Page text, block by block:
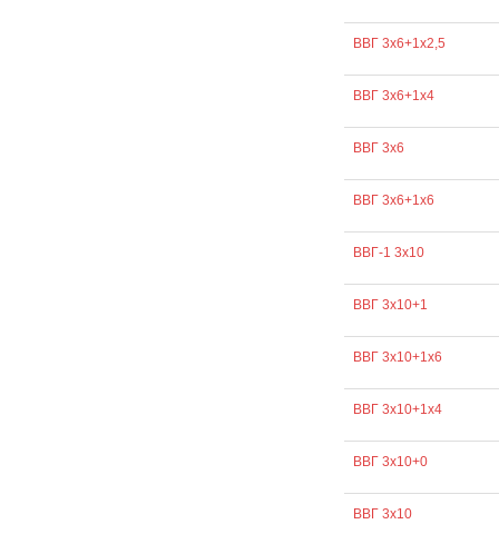
ВВГ 3х6+1х2,5
ВВГ 3х6+1х4
ВВГ 3х6
ВВГ 3х6+1х6
ВВГ-1 3х10
ВВГ 3х10+1
ВВГ 3х10+1х6
ВВГ 3х10+1х4
ВВГ 3х10+0
ВВГ 3х10